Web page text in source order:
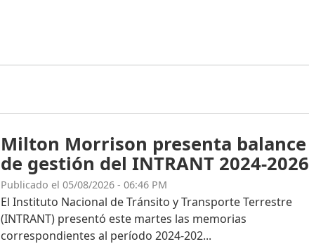
Milton Morrison presenta balance
de gestión del INTRANT 2024-2026
Publicado el 05/08/2026 - 06:46 PM
El Instituto Nacional de Tránsito y Transporte Terrestre
(INTRANT) presentó este martes las memorias
correspondientes al período 2024-202...